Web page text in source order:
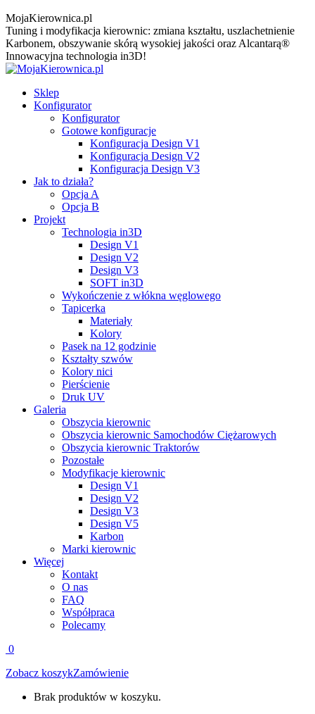
MojaKierownica.pl
Tuning i modyfikacja kierownic: zmiana kształtu, uszlachetnienie
Karbonem, obszywanie skórą wysokiej jakości oraz Alcantarą®
Innowacyjna technologia in3D!
Sklep
Konfigurator
Konfigurator
Gotowe konfiguracje
Konfiguracja Design V1
Konfiguracja Design V2
Konfiguracja Design V3
Jak to działa?
Opcja A
Opcja B
Projekt
Technologia in3D
Design V1
Design V2
Design V3
SOFT in3D
Wykończenie z włókna węglowego
Tapicerka
Materiały
Kolory
Pasek na 12 godzinie
Kształty szwów
Kolory nici
Pierścienie
Druk UV
Galeria
Obszycia kierownic
Obszycia kierownic Samochodów Ciężarowych
Obszycia kierownic Traktorów
Pozostałe
Modyfikacje kierownic
Design V1
Design V2
Design V3
Design V5
Karbon
Marki kierownic
Więcej
Kontakt
O nas
FAQ
Współpraca
Polecamy
0
Zobacz koszykZamówienie
Brak produktów w koszyku.